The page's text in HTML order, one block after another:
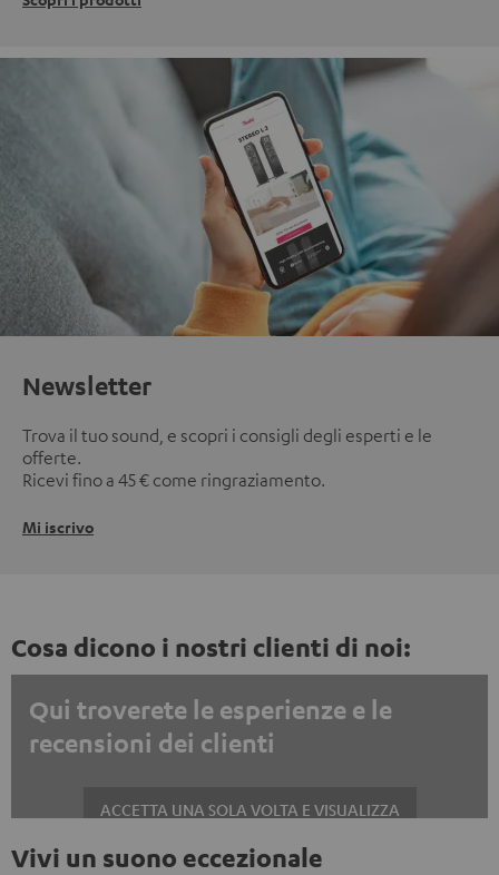
Newsletter
Trova il tuo sound, e scopri i consigli degli esperti e le
offerte.
Ricevi fino a 45 € come ringraziamento.
Mi iscrivo
Cosa dicono i nostri clienti di noi:
Qui troverete le esperienze e le
recensioni dei clienti
ACCETTA UNA SOLA VOLTA E VISUALIZZA
Mostrare sempre i contenuti esterni? Attivalo nelle impostazioni privacy
Vivi un suono eccezionale